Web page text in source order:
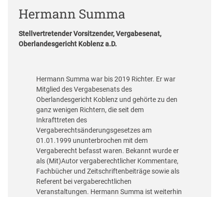
Hermann Summa
Stellvertretender Vorsitzender, Vergabesenat,
Oberlandesgericht Koblenz a.D.
Hermann Summa war bis 2019 Richter. Er war
Mitglied des Vergabesenats des
Oberlandesgericht Koblenz und gehörte zu den
ganz wenigen Richtern, die seit dem
Inkrafttreten des
Vergaberechtsänderungsgesetzes am
01.01.1999 ununterbrochen mit dem
Vergaberecht befasst waren. Bekannt wurde er
als (Mit)Autor vergaberechtlicher Kommentare,
Fachbücher und Zeitschriftenbeiträge sowie als
Referent bei vergaberechtlichen
Veranstaltungen. Hermann Summa ist weiterhin